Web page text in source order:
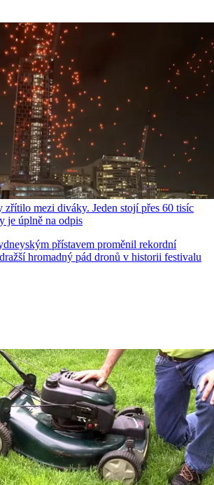
zřítilo mezi diváky. Jeden stojí přes 60 tisíc
je úplně na odpis
přístavem proměnil rekordní
hromadný pád dronů v historii festivalu